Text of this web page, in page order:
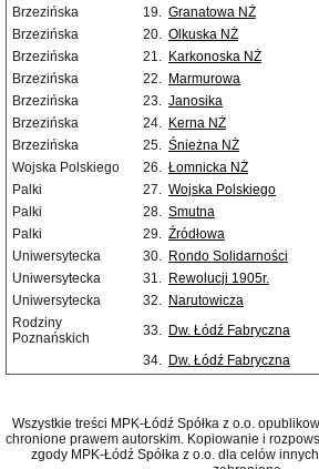
Brzezińska
19. Granatowa NŻ
Brzezińska
20. Olkuska NŻ
Brzezińska
21. Karkonoska NŻ
Brzezińska
22. Marmurowa
Brzezińska
23. Janosika
Brzezińska
24. Kerna NŻ
Brzezińska
25. Śnieżna NŻ
Wojska Polskiego
26. Łomnicka NŻ
Palki
27. Wojska Polskiego
Palki
28. Smutna
Palki
29. Źródłowa
Uniwersytecka
30. Rondo Solidarności
Uniwersytecka
31. Rewolucji 1905r.
Uniwersytecka
32. Narutowicza
Rodziny
Poznańskich
33. Dw. Łódź Fabryczna
34. Dw. Łódź Fabryczna
Wszystkie treści MPK-Łódź Spółka z o.o.
chronione prawem autorskim. Kopiowanie i
zgody MPK-Łódź Spółka z o.o. dla celów